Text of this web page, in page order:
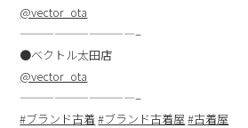
@vector_ota
——————————–
●ベクトル太田店
@vector_ota
——————————–
#ブランド古着#ブランド古着屋 #古着屋